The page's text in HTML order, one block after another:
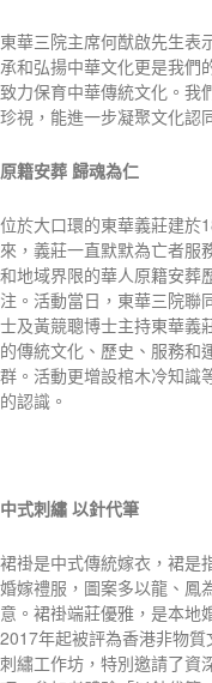
東華三院主席何猷啟先生表
承和弘揚中華文化更是我們
致力保育中華傳統文化。我
珍視，能進一步凝聚文化認
原籍安葬 歸魂為仁
位於大口環的東華義莊建於
來，義莊一直默默為亡者服
和地域界限的華人原籍安葬
注。活動當日，東華三院聯
士及黃競聰博士主持東華義
的傳統文化、歷史、服務和
群。活動更增設棺木冷知識
的認識。
中式刺繡 以針代筆
裙褂是中式傳統嫁衣，裙是
婚嫁禮服，圖案多以龍、鳳
意。裙褂端莊優雅，是本地
2017年起被評為香港非物
刺繡工作坊，特別邀請了資